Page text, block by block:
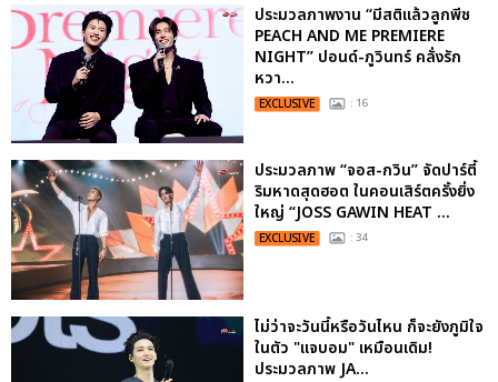
ประมวลภาพงาน “มีสติแล้วลูกพีช
PEACH AND ME PREMIERE
NIGHT” ปอนด์-ภูวินทร์ คลั่งรัก
หวา...
EXCLUSIVE : 16
ประมวลภาพ “จอส-กวิน” จัดปาร์ตี้
ริมหาดสุดฮอต ในคอนเสิร์ตครั้งยิ่ง
ใหญ่ “JOSS GAWIN HEAT ...
EXCLUSIVE : 34
ไม่ว่าจะวันนี้หรือวันไหน ก็จะยังภูมิใจ
ในตัว "แจบอม" เหมือนเดิม!
ประมวลภาพ JA...